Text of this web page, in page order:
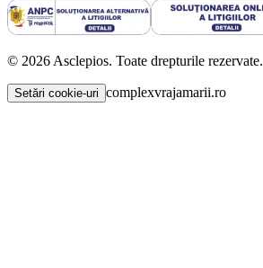
© 2026 Asclepios. Toate drepturile rezervate.
Setări cookie-uri complexvrajamarii.ro